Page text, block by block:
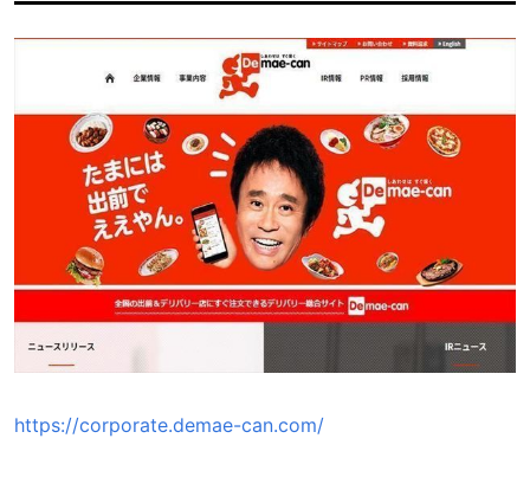
https://corporate.demae-can.com/